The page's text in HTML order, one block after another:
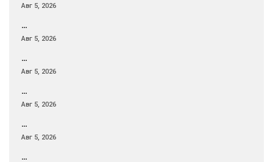
Авг 5, 2026
…
Авг 5, 2026
…
Авг 5, 2026
…
Авг 5, 2026
…
Авг 5, 2026
…